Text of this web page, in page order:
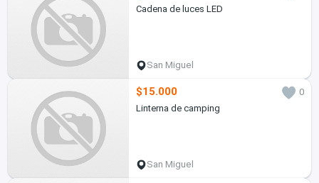
Cadena de luces LED
San Miguel
$15.000
0
Linterna de camping
San Miguel